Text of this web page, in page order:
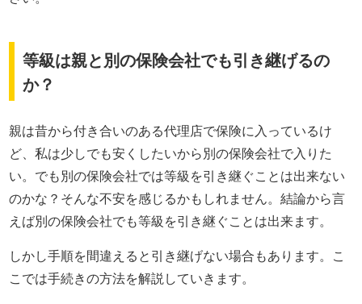
等級は親と別の保険会社でも引き継げるの
か？
親は昔から付き合いのある代理店で保険に入っているけ
ど、私は少しでも安くしたいから別の保険会社で入りた
い。でも別の保険会社では等級を引き継ぐことは出来ない
のかな？そんな不安を感じるかもしれません。結論から言
えば別の保険会社でも等級を引き継ぐことは出来ます。
しかし手順を間違えると引き継げない場合もあります。こ
こでは手続きの方法を解説していきます。